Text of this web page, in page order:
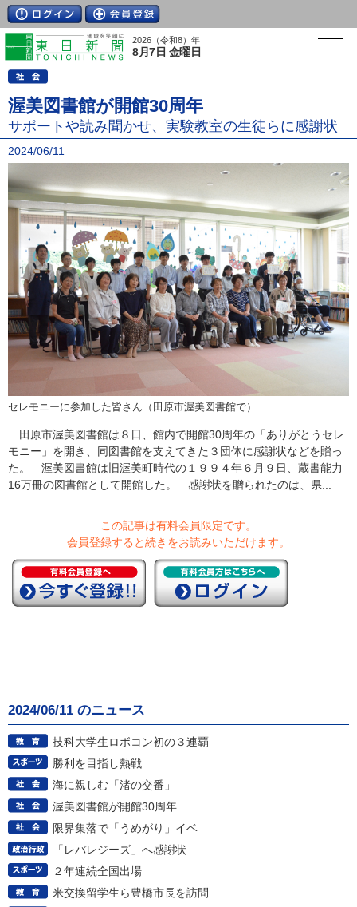
2026（令和8）年
8月7日 金曜日
渥美図書館が開館30周年
サポートや読み聞かせ、実験教室の生徒らに感謝状
2024/06/11
セレモニーに参加した皆さん（田原市渥美図書館で）
田原市渥美図書館は８日、館内で開館30周年の「ありがとうセレ
モニー」を開き、同図書館を支えてきた３団体に感謝状などを贈っ
た。 渥美図書館は旧渥美町時代の１９９４年６月９日、蔵書能力
16万冊の図書館として開館した。 感謝状を贈られたのは、県...
この記事は有料会員限定です。
会員登録すると続きをお読みいただけます。
2024/06/11 のニュース
技科大学生ロボコン初の３連覇
勝利を目指し熱戦
海に親しむ「渚の交番」
渥美図書館が開館30周年
限界集落で「うめがり」イベ
「レバレジーズ」へ感謝状
２年連続全国出場
米交換留学生ら豊橋市長を訪問